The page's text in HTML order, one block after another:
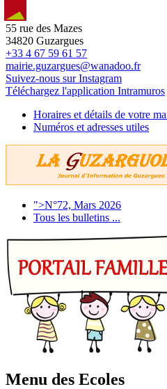
55 rue des Mazes
34820 Guzargues
+33 4 67 59 61 57
mairie.guzargues@wanadoo.fr
Suivez-nous sur Instagram
Téléchargez l'application Intramuros
Horaires et détails de votre
Numéros et adresses utiles
">N°72, Mars 2026
Tous les bulletins ...
Menu des Ecoles